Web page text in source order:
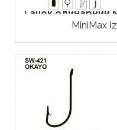
Гачок одинарний
MiniMax